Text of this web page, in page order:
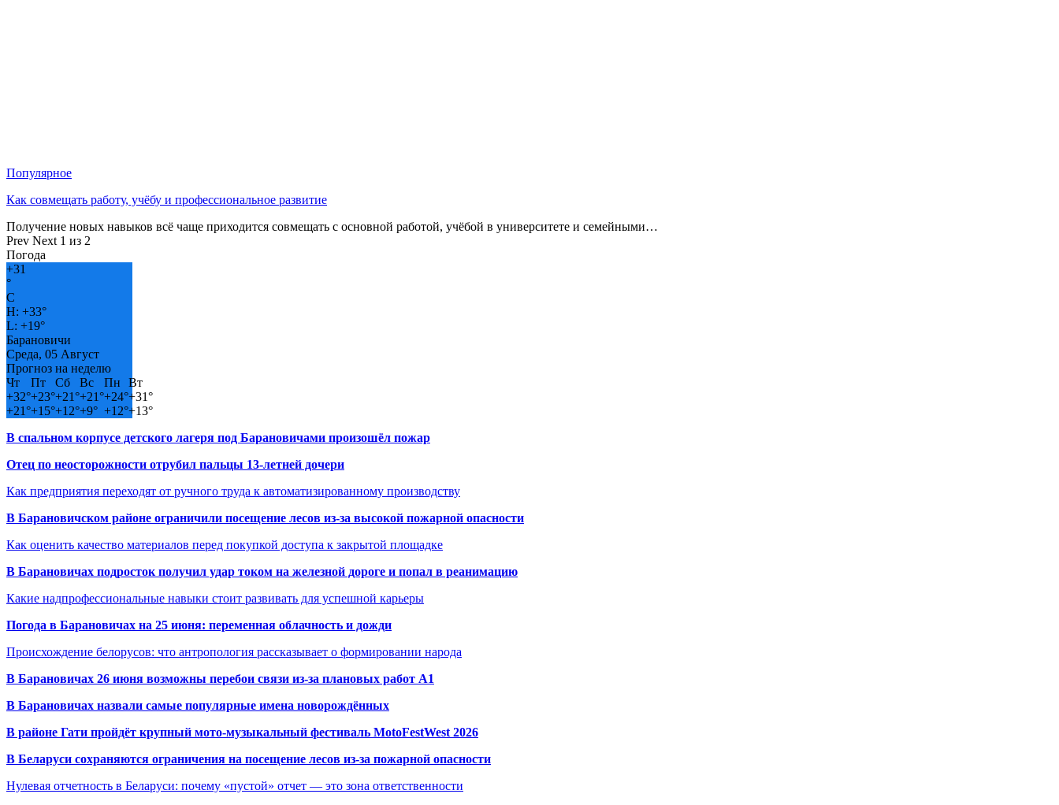
Популярное
Как совмещать работу, учёбу и профессиональное развитие
Получение новых навыков всё чаще приходится совмещать с основной работой, учёбой в университете и семейными…
Prev Next 1 из 2
Погода
+31
°
C
H: +33°
L: +19°
Барановичи
Среда, 05 Август
Прогноз на неделю
Чт
Пт Сб Вс Пн
Вт
+32°+23°+21°+21°+24°+31°
+21°+15°+12°+9° +12°+13°
В спальном корпусе детского лагеря под Барановичами произошёл пожар
Отец по неосторожности отрубил пальцы 13-летней дочери
Как предприятия переходят от ручного труда к автоматизированному производству
В Барановичском районе ограничили посещение лесов из-за высокой пожарной опасности
Как оценить качество материалов перед покупкой доступа к закрытой площадке
В Барановичах подросток получил удар током на железной дороге и попал в реанимацию
Какие надпрофессиональные навыки стоит развивать для успешной карьеры
Погода в Барановичах на 25 июня: переменная облачность и дожди
Происхождение белорусов: что антропология рассказывает о формировании народа
В Барановичах 26 июня возможны перебои связи из-за плановых работ A1
В Барановичах назвали самые популярные имена новорождённых
В районе Гати пройдёт крупный мото-музыкальный фестиваль MotoFestWest 2026
В Беларуси сохраняются ограничения на посещение лесов из-за пожарной опасности
Нулевая отчетность в Беларуси: почему «пустой» отчет — это зона ответственности